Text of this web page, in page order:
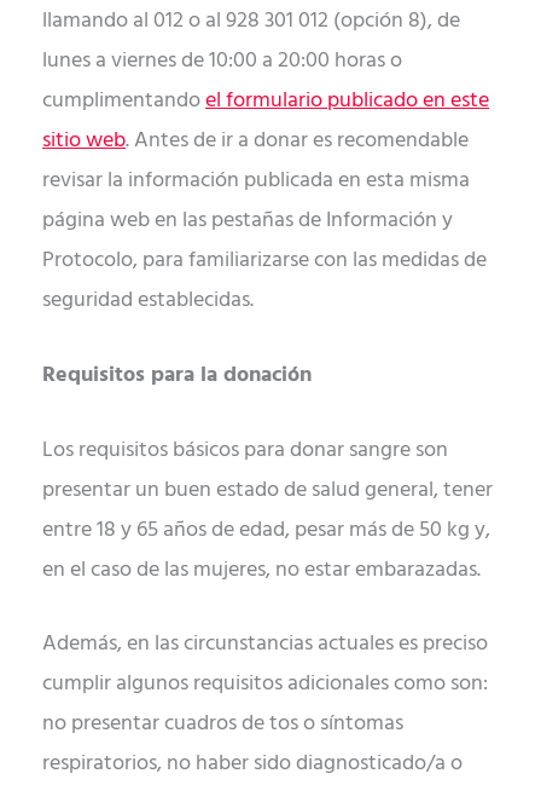
llamando al 012 o al 928 301 012 (opción 8), de
lunes a viernes de 10:00 a 20:00 horas o
cumplimentandoel formulario publicado en este
sitio web. Antes de ir a donar es recomendable
revisar la información publicada en esta misma
página web en las pestañas de Información y
Protocolo, para familiarizarse con las medidas de
seguridad establecidas.
Requisitos para la donación
Los requisitos básicos para donar sangre son
presentar un buen estado de salud general, tener
entre 18 y 65 años de edad, pesar más de 50 kg y,
en el caso de las mujeres, no estar embarazadas.
Además, en las circunstancias actuales es preciso
cumplir algunos requisitos adicionales como son:
no presentar cuadros de tos o síntomas
respiratorios, no haber sido diagnosticado/a o